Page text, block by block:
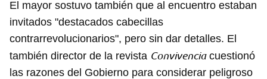
El mayor sostuvo también que al encuentro estaban
invitados "destacados cabecillas
contrarrevolucionarios", pero sin dar detalles. El
también director de la revista Convivenciacuestionó
las razones del Gobierno para considerar peligroso